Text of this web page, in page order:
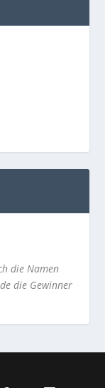
die Namen
die Gewinner